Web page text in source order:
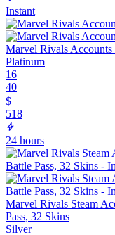
Instant
Marvel Rivals Accounts
Platinum
16
40
$
518
24 hours
Marvel Rivals Steam
Pass, 32 Skins
Silver